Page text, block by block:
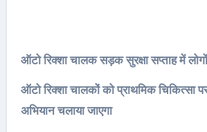
ऑटो रिक्शा चालक सड़क सुरक्षा सप्ताह में
ऑटो रिक्शा चालकों को प्राथमिक चिकित्सा
अभियान चलाया जाएगा